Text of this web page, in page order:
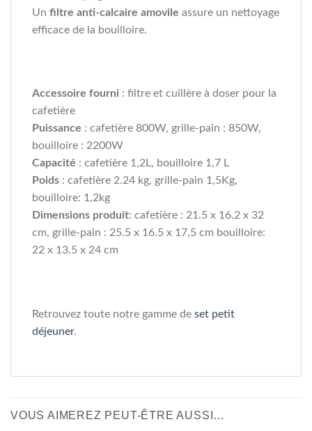
Un filtre anti-calcaire amovile assure un nettoyage
efficace de la bouilloire.
Accessoire fourni : filtre et cuillère à doser pour la
cafetière
Puissance : cafetière 800W, grille-pain : 850W,
bouilloire : 2200W
Capacité : cafetière 1,2L, bouilloire 1,7 L
Poids : cafetière 2.24 kg, grille-pain 1,5Kg,
bouilloire: 1,2kg
Dimensions produit: cafetière : 21.5 x 16.2 x 32
cm, grille-pain : 25.5 x 16.5 x 17,5 cm bouilloire:
22 x 13.5 x 24 cm
Retrouvez toute notre gamme de set petit
déjeuner.
VOUS AIMEREZ PEUT-ÊTRE AUSSI…